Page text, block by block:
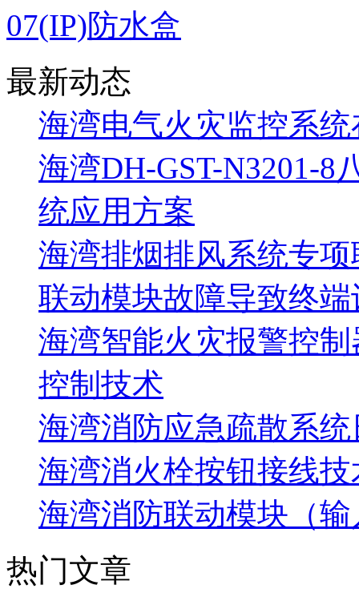
07(IP)防水盒
最新动态
海湾电气火灾监控系
海湾DH-GST-N3201-8
统应用方案
海湾排烟排风系统专
联动模块故障导致终
海湾智能火灾报警控
控制技术
海湾消防应急疏散系
海湾消火栓按钮接线
海湾消防联动模块（
热门文章